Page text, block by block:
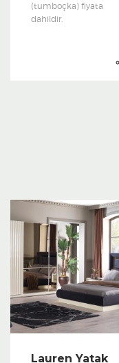
(tumboçka) fiyata
dahildir.
Lauren Yatak